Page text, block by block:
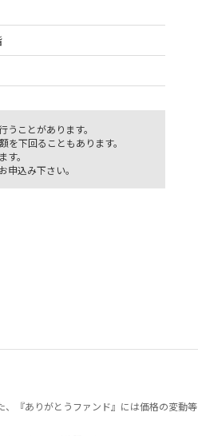
ことがあります。
下回ることもあります。
。
込み下さい。
『ありがとうファンド』には価格の変動等